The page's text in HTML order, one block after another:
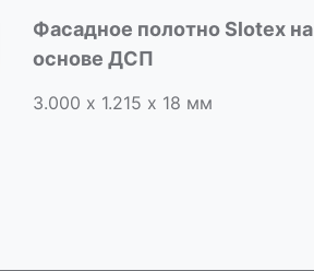
Фасадное полотно Slotex на
основе ДСП
3.000 х 1.215 х 18 мм